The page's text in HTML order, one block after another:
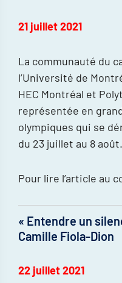
21 juillet 2021
La communauté du
l’Université de
HEC Montréal et
représentée en
olympiques qui se
du 23 juillet au 8 août.
Pour lire l’article au
« Entendre un
Camille Fiola-Dion
22 juillet 2021